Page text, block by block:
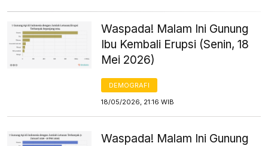
Waspada! Malam Ini Gunung
Ibu Kembali Erupsi (Senin, 18
Mei 2026)
DEMOGRAFI
18/05/2026, 21:16 WIB
Waspada! Malam Ini Gunung